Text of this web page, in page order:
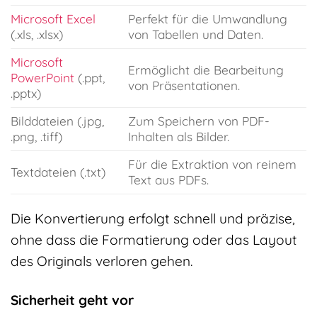
Microsoft Excel
(.xls, .xlsx)
Perfekt für die Umwandlung
von Tabellen und Daten.
Microsoft
PowerPoint (.ppt,
.pptx)
Ermöglicht die Bearbeitung
von Präsentationen.
Bilddateien (.jpg,
.png, .tiff)
Zum Speichern von PDF-
Inhalten als Bilder.
Textdateien (.txt)
Für die Extraktion von reinem
Text aus PDFs.
Die Konvertierung erfolgt schnell und präzise,
ohne dass die Formatierung oder das Layout
des Originals verloren gehen.
Sicherheit geht vor